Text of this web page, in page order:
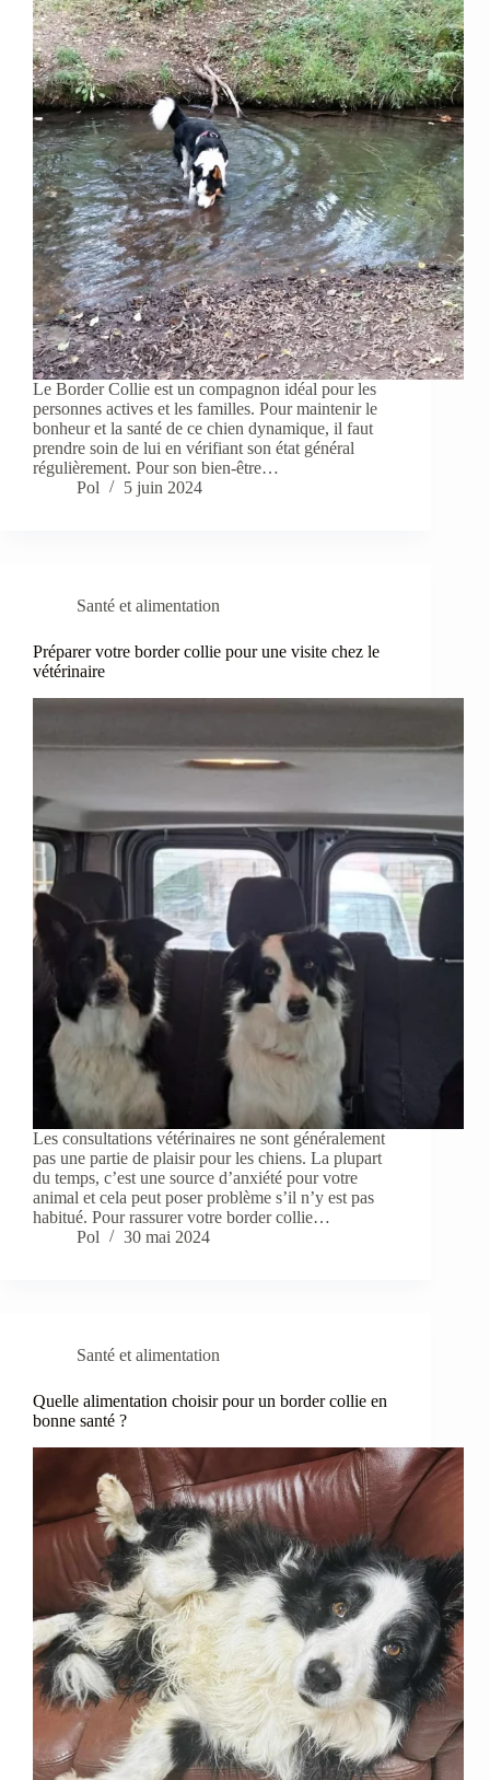
Le Border Collie est un compagnon idéal pour les
personnes actives et les familles. Pour maintenir le
bonheur et la santé de ce chien dynamique, il faut
prendre soin de lui en vérifiant son état général
régulièrement. Pour son bien-être…
Pol
5 juin 2024
Santé et alimentation
Préparer votre border collie pour une visite chez le
vétérinaire
Les consultations vétérinaires ne sont généralement
pas une partie de plaisir pour les chiens. La plupart
du temps, c’est une source d’anxiété pour votre
animal et cela peut poser problème s’il n’y est pas
habitué. Pour rassurer votre border collie…
Pol
30 mai 2024
Santé et alimentation
Quelle alimentation choisir pour un border collie en
bonne santé ?